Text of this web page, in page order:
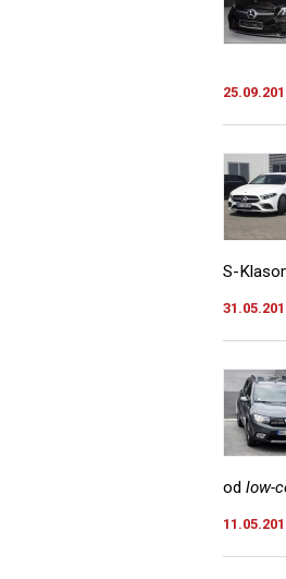
S-
od low-